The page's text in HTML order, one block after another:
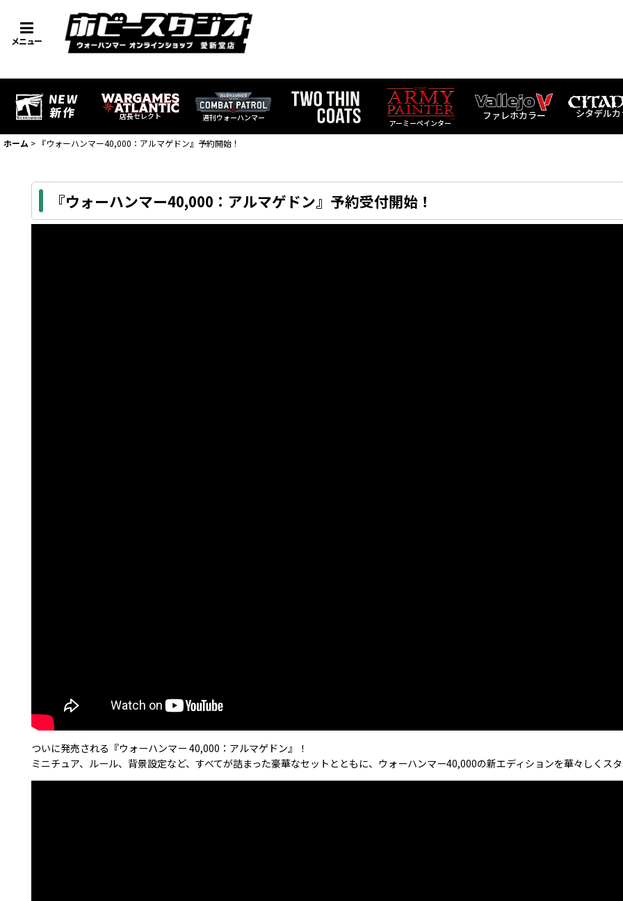
メニュー
店長セレクト 週刊ウォーハンマー
アーミーペインター
ファレホカラー シタデル
ホーム > 『ウォーハンマー40,000：アルマゲドン』予約開始！
『ウォーハンマー40,000：アルマゲドン』予約受付開始！
ついに発売される『ウォーハンマー 40,000：アルマゲドン』！
ミニチュア、ルール、背景設定など、すべてが詰まった豪華なセットとともに、ウォーハンマー40,000の新エディションを華々しくス